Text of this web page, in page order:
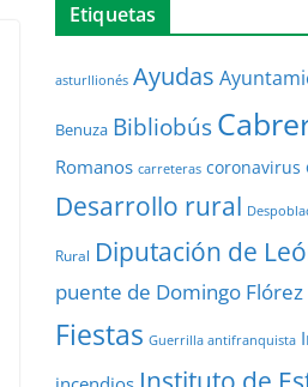
Etiquetas
asturllionés Ayudas
Benuza Bibliobús
Romanos carreteras coronavirus
Desarrollo rural
Rural Diputación de
puente de Domingo Flórez
Fiestas Guerrilla antifranquista